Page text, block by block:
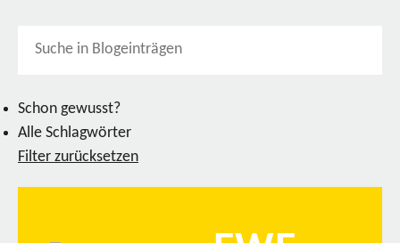
Schon gewusst?
Alle Schlagwörter
Filter zurücksetzen